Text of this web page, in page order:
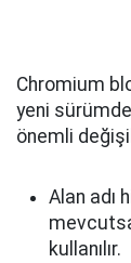
Chromium
yeni
önemli
Alan adı
kullanılır.